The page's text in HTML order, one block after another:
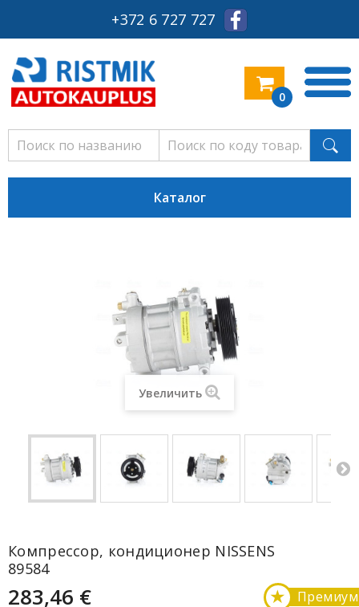
+372 6 727 727
0
Каталог
Увеличить
Компрессор, кондиционер NISSENS
89584
283,46 € Премиум
★